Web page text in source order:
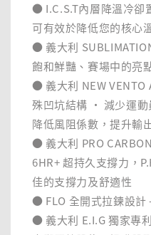
● I.C.S.T內層降溫冷卻
可有效於降低您的核心
● 義大利
飽和鮮豔、賽場中的亮
● 義大利 NEW VENTO
殊凹坑結構 ‧ 減少運動
降低風阻係數，提升輸
● 義大利 PRO
6HR+ 超持久支撐力，
佳的支撐力及舒適性
● FLO 全開式拉鍊設計
● 義大利 E.I.G 獨家專